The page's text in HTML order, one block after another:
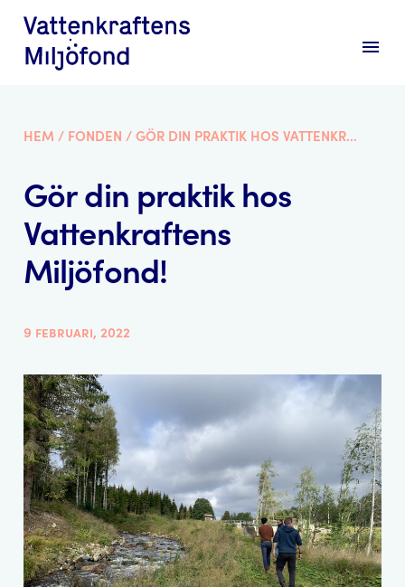
menu
HEM / FONDEN / GÖR DIN PRAKTIK HOS VATTENKRAFTENS MILJÖFOND!
Gör din praktik hos
Vattenkraftens
Miljöfond!
9 februari, 2022